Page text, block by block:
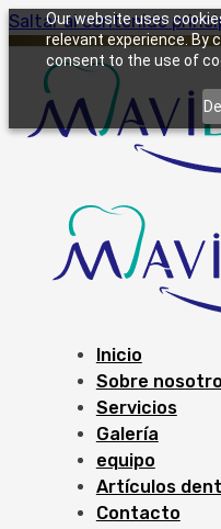
Our website uses
relevant experience. By
consent to the use of
Saltar al contenido
Inicio
Sobre
Servicios
Galería
equipo
Artículos
Contacto